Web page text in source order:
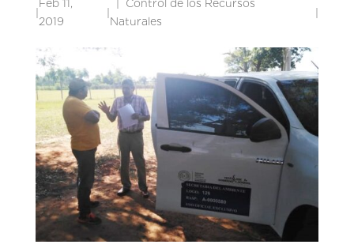
|
Feb 11,
2019
|
Control de los Recursos
Naturales
|